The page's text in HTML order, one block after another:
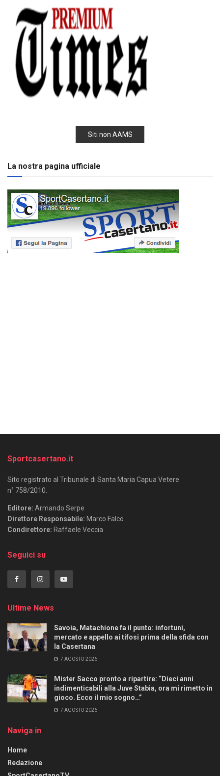
Siti non AAMS
La nostra pagina ufficiale
Sportcasertano.it
Sito registrato al Tribunale di Santa Maria Capua Vetere
n° 758/2010.
Editore: Armando Serpe
Direttore Responsabile: Marco Falco
Condirettore: Raffaele Veccia
Seguici su
Ultime News
Savoia, Matachione fa il punto: infortuni,
mercato e appello ai tifosi prima della sfida con
la Casertana
7 AGOSTO 2026
Mister Sacco pronto a ripartire: “Dieci anni
indimenticabili alla Juve Stabia, ora mi rimetto in
gioco. Ecco il mio sogno…”
7 AGOSTO 2026
Naviga in
Home
Redazione